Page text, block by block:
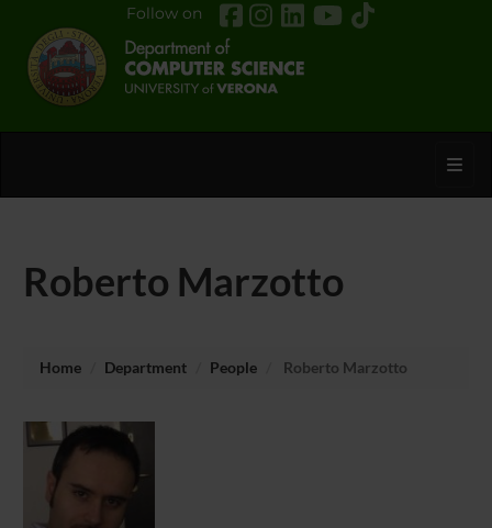
Follow on
Roberto Marzotto
Home Department People Roberto Marzotto